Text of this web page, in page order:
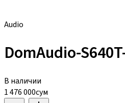
Audio
DomAudio-
В наличии
1 476 000сум